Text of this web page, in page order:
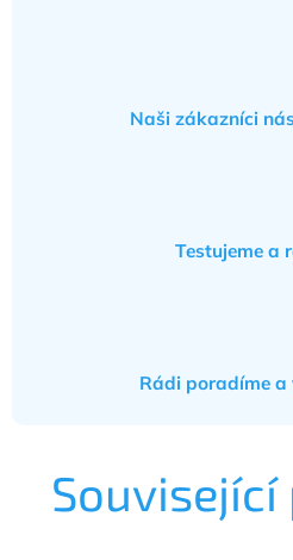
Naši zákazníci
Testujeme a
Rádi poradíme a